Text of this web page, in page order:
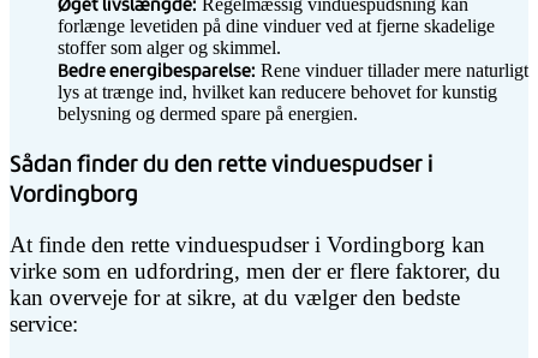
forlænge levetiden på dine vinduer ved at fjerne skadelige
stoffer som alger og skimmel.
Bedre energibesparelse: Rene vinduer tillader mere naturligt
lys at trænge ind, hvilket kan reducere behovet for kunstig
belysning og dermed spare på energien.
Sådan finder du den rette vinduespudser i
Vordingborg
At finde den rette vinduespudser i Vordingborg kan
virke som en udfordring, men der er flere faktorer, du
kan overveje for at sikre, at du vælger den bedste
service: